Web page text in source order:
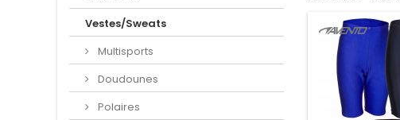
Vestes/Sweats
Multisports
Doudounes
Polaires